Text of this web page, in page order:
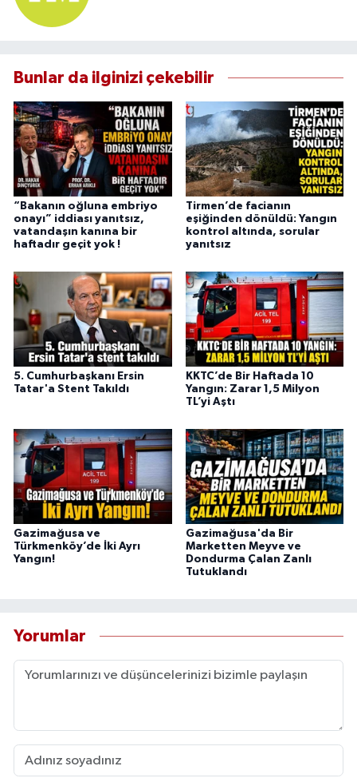
Bunlar da ilginizi çekebilir
“Bakanın oğluna embriyo
onayı” iddiası yanıtsız,
vatandaşın kanına bir
haftadır geçit yok !
Tirmen’de facianın
eşiğinden dönüldü: Yangın
kontrol altında, sorular
yanıtsız
5. Cumhurbaşkanı Ersin
Tatar'a Stent Takıldı
KKTC’de Bir Haftada 10
Yangın: Zarar 1,5 Milyon
TL’yi Aştı
Gazimağusa ve
Türkmenköy’de İki Ayrı
Yangın!
Gazimağusa'da Bir
Marketten Meyve ve
Dondurma Çalan Zanlı
Tutuklandı
Yorumlar